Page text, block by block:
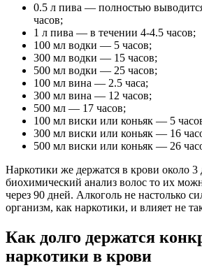
0.5 л пива — полностью
часов;
1 л пива — в течении 4-4.5 часов;
100 мл водки — 5 часов;
300 мл водки — 15 часов;
500 мл водки — 25 часов;
100 мл вина — 2.5 часа;
300 мл вина — 12 часов;
500 мл — 17 часов;
100 мл виски или коньяк — 5
300 мл виски или коньяк — 16
500 мл виски или коньяк — 26
Наркотики же держатся в крови около 3
биохимический анализ волос то их
через 90 дней. Алкоголь не настолько
организм, как наркотики, и влияет не
Как долго держатся
наркотики в крови